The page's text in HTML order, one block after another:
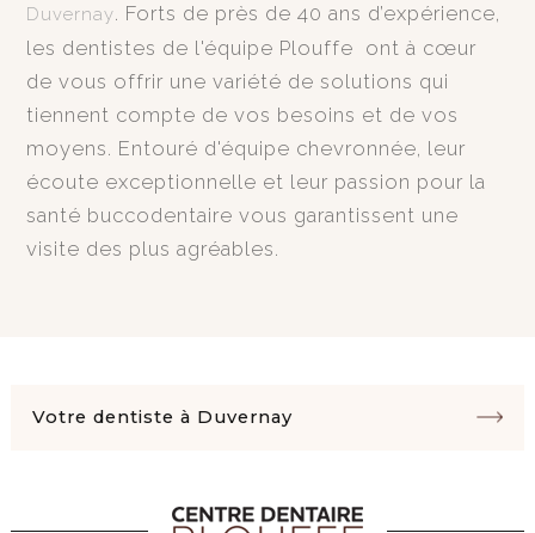
Duvernay. Forts de près de 40 ans d’expérience,
les dentistes de l'équipe Plouffe ont à cœur
de vous offrir une variété de solutions qui
tiennent compte de vos besoins et de vos
moyens. Entouré d'équipe chevronnée, leur
écoute exceptionnelle et leur passion pour la
santé buccodentaire vous garantissent une
visite des plus agréables.
Votre dentiste à Duvernay